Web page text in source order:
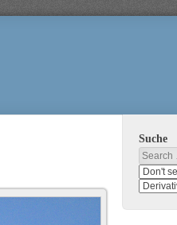
Suche
Search
Search
media
search